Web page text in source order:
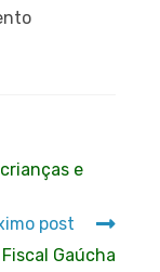
e
post
Gaúcha